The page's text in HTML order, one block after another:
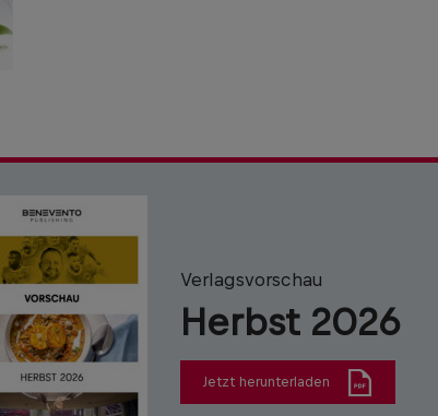
Verlagsvorschau
Herbst 2026
Jetzt herunterladen